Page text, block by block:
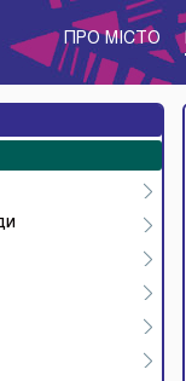
ПРО МІСТО